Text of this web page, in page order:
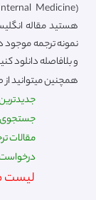
نمونه ترجمه موجود
و بلافاصله دانلود
همچنین میتوانید از
جستجوی
مقالات
لیست